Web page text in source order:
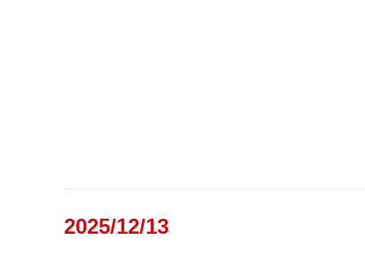
2025/12/13